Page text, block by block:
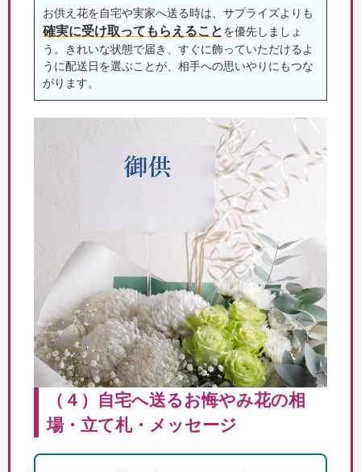
お供え花を自宅や実家へ送る時は、サプライズよりも
確実に受け取ってもらえることを優先しましょ
う。きれいな状態で届き、すぐに飾っていただけるよ
うに配送日を選ぶことが、相手への思いやりにもつな
がります。
（４）自宅へ送るお悔やみ花の相
場・立て札・メッセージ